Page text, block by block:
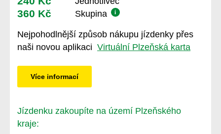
360 Kč Skupina i
Nejpohodlnější způsob nákupu jízdenky přes
naši novou aplikaci Virtuální Plzeňská karta
Více informací
Jízdenku zakoupíte na území Plzeňského
kraje: